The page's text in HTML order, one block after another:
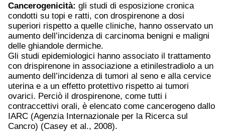
Cancerogenicità: gli studi di esposizione cronica
condotti su topi e ratti, con drospirenone a dosi
superiori rispetto a quelle cliniche, hanno osservato un
aumento dell’incidenza di carcinoma benigni e maligni
delle ghiandole dermiche.
Gli studi epidemiologici hanno associato il trattamento
con drispirenone in associazione a etinilestradiolo a un
aumento dell’incidenza di tumori al seno e alla cervice
uterina e a un effetto protettivo rispetto ai tumori
ovarici. Perciò il drospirenone, come tutti i
contraccettivi orali, è elencato come cancerogeno dallo
IARC (Agenzia Internazionale per la Ricerca sul
Cancro) (Casey et al., 2008).